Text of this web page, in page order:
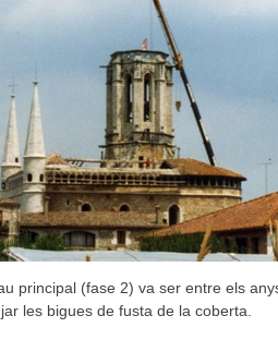
principal (fase 2) va ser entre els
les bigues de fusta de la coberta.